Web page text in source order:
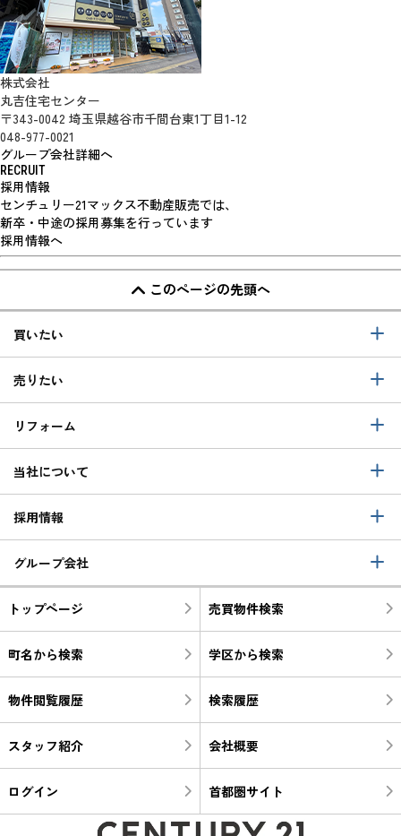
株式会社
丸吉住宅センター
〒343-0042 埼玉県越谷市千間台東1丁目1-12
048-977-0021
グループ会社詳細へ
RECRUIT
採用情報
センチュリー21マックス不動産販売では、
新卒・中途の採用募集を行っています
採用情報へ
このページの先頭へ
買いたい
売りたい
リフォーム
当社について
採用情報
グループ会社
トップページ 売買物件検索
町名から検索 学区から検索
物件閲覧履歴 検索履歴
スタッフ紹介 会社概要
ログイン 首都圏サイト